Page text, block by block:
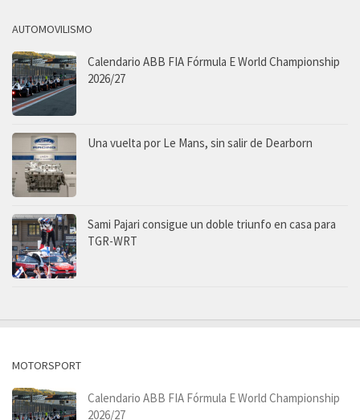
AUTOMOVILISMO
Calendario ABB FIA Fórmula E World Championship
2026/27
Una vuelta por Le Mans, sin salir de Dearborn
Sami Pajari consigue un doble triunfo en casa para
TGR-WRT
MOTORSPORT
Calendario ABB FIA Fórmula E World Championship
2026/27